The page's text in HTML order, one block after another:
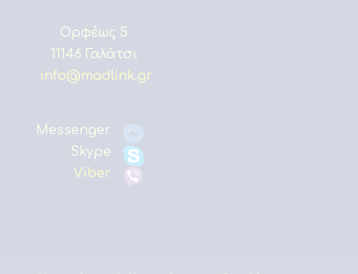
Ορφέως 5
11146 Γαλάτσι
info@madlink.gr
Messenger
Skype
Viber